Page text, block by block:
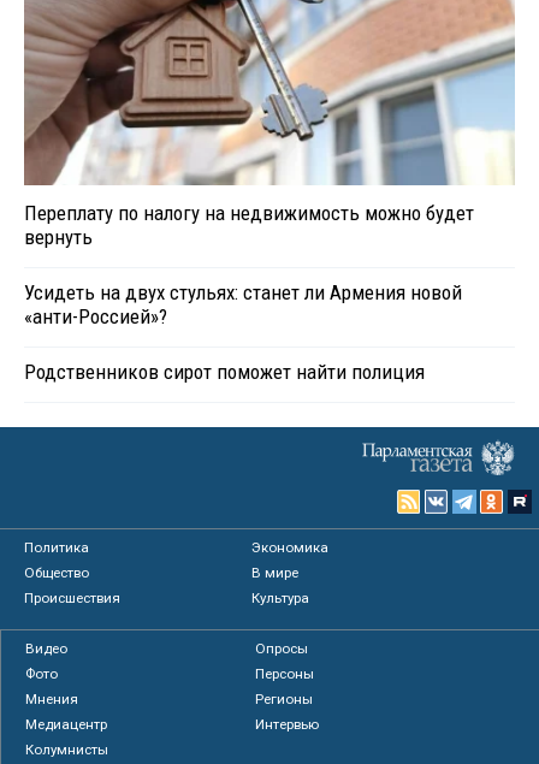
Переплату по налогу на недвижимость можно будет
вернуть
Усидеть на двух стульях: станет ли Армения новой
«анти-Россией»?
Родственников сирот поможет найти полиция
Политика
Экономика
Общество
В мире
Происшествия
Культура
Видео
Опросы
Фото
Персоны
Мнения
Регионы
Медиацентр
Интервью
Колумнисты